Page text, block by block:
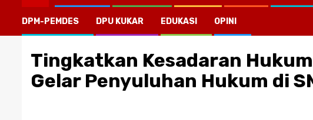
DPM-PEMDES DPU KUKAR EDUKASI OPINI
Tingkatkan Kesadaran
Gelar Penyuluhan Hukum di